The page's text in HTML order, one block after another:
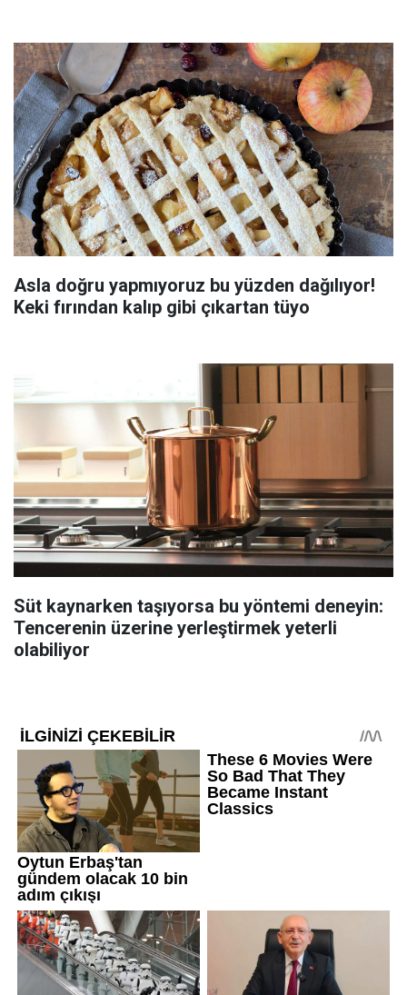
Asla doğru yapmıyoruz bu yüzden dağılıyor!
Keki fırından kalıp gibi çıkartan tüyo
Süt kaynarken taşıyorsa bu yöntemi deneyin:
Tencerenin üzerine yerleştirmek yeterli
olabiliyor